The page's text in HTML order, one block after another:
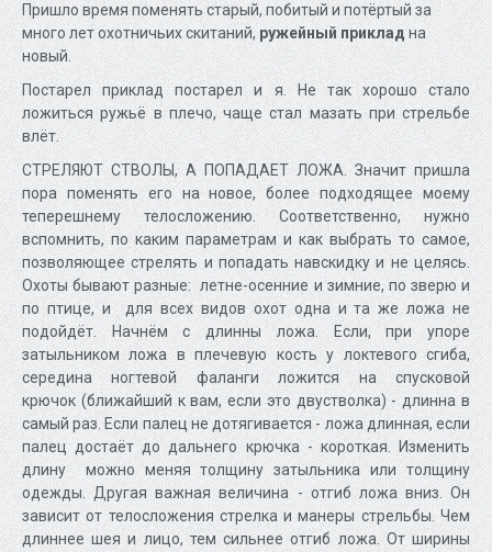
Пришло время поменять старый, побитый и потёртый за
много лет охотничьих скитаний,ружейный прикладна
новый.
Постарел приклад постарел и я. Не так хорошо стало
ложиться ружьё в плечо, чаще стал мазать при стрельбе
влёт.
СТРЕЛЯЮТ СТВОЛЫ, А ПОПАДАЕТ ЛОЖА. Значит пришла
пора поменять его на новое, более подходящее моему
теперешнему телосложению. Соответственно, нужно
вспомнить, по каким параметрам и как выбрать то самое,
позволяющее стрелять и попадать навскидку и не целясь.
Охоты бывают разные: летне-осенние и зимние, по зверю и
по птице, и для всех видов охот одна и та же ложа не
подойдёт. Начнём с длинны ложа. Если, при упоре
затыльником ложа в плечевую кость у локтевого сгиба,
середина ногтевой фаланги ложится наспусковой
крючок(ближайший к вам, если это двустволка) - длинна в
самый раз. Если палец не дотягивается - ложа длинная, если
палец достаёт до дальнего крючка - короткая. Изменить
длину можно меняя толщину затыльника или толщину
одежды. Другая важная величина - отгиб ложа вниз. Он
зависит от телосложения стрелка и манеры стрельбы. Чем
длиннее шея и лицо, тем сильнее отгиб ложа. От ширины